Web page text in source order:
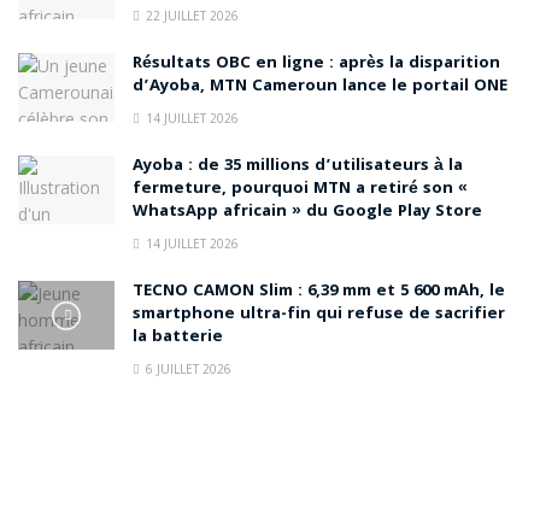
22 JUILLET 2026
Résultats OBC en ligne : après la disparition
d’Ayoba, MTN Cameroun lance le portail ONE
14 JUILLET 2026
Ayoba : de 35 millions d’utilisateurs à la
fermeture, pourquoi MTN a retiré son «
WhatsApp africain » du Google Play Store
14 JUILLET 2026
TECNO CAMON Slim : 6,39 mm et 5 600 mAh, le
smartphone ultra-fin qui refuse de sacrifier
la batterie
6 JUILLET 2026